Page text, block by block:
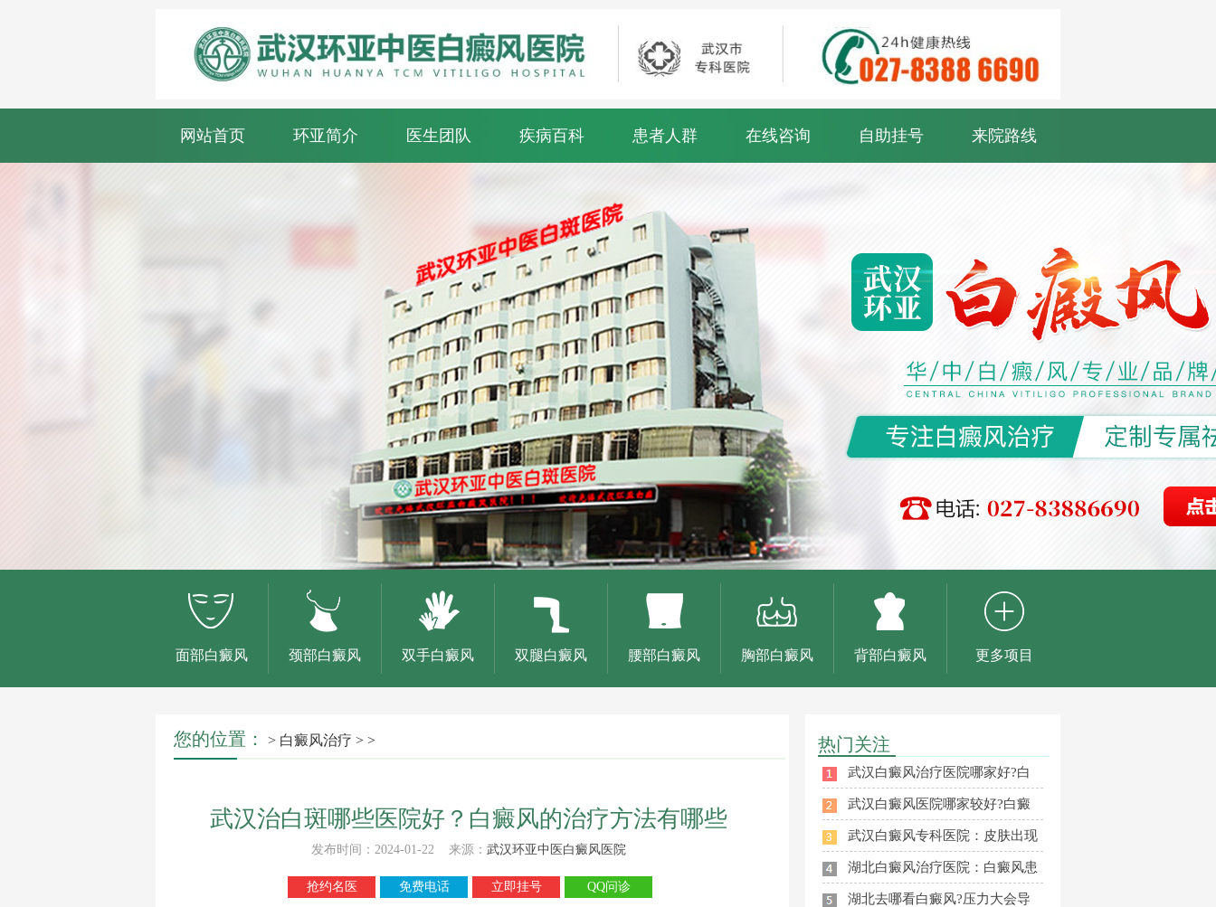
网站首页 环亚简介 医生团队 疾病百科 患者人群 在线咨询 自助挂号 来院路线
面部白癜风 颈部白癜风 双手白癜风 双腿白癜风 腰部白癜风 胸部白癜风 背部白癜风 更多项目
您的位置： > 白癜风治疗 > >
武汉治白斑哪些医院好？白癜风的治疗方法有哪些
发布时间：2024-01-22 来源： 武汉环亚中医白癜风医院
抢约名医 免费电话 立即挂号 QQ问诊
热门关注
武汉白癜风治疗医院哪家好?白
武汉白癜风医院哪家较好?白癜
武汉白癜风专科医院：皮肤出现
湖北白癜风治疗医院：白癜风患
湖北去哪看白癜风?压力大会导